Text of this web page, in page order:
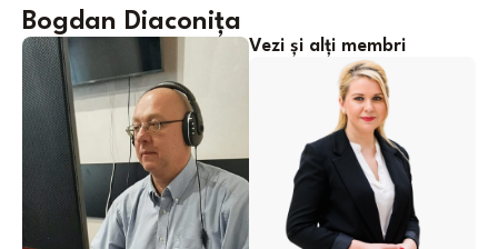
Bogdan Diaconița
Vezi și alți membri